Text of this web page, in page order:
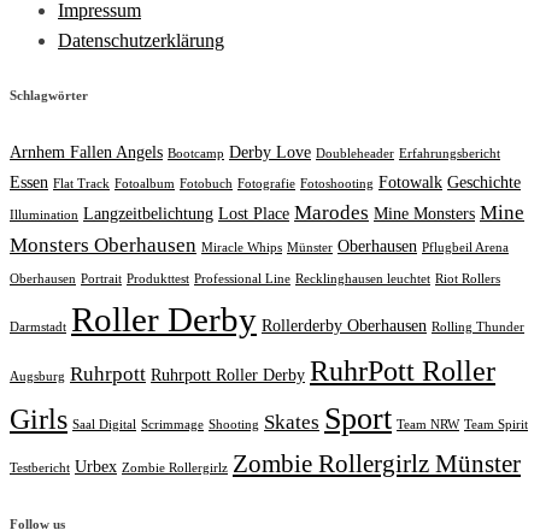
Impressum
Datenschutzerklärung
Schlagwörter
Arnhem Fallen Angels Bootcamp Derby Love Doubleheader Erfahrungsbericht
Essen Flat Track Fotoalbum Fotobuch Fotografie Fotoshooting Fotowalk Geschichte
Illumination Langzeitbelichtung Lost Place Marodes Mine Monsters Mine
Monsters Oberhausen Miracle Whips Münster Oberhausen Pflugbeil Arena
Oberhausen Portrait Produkttest Professional Line Recklinghausen leuchtet Riot Rollers
Darmstadt Roller Derby Rollerderby Oberhausen Rolling Thunder
Augsburg Ruhrpott Ruhrpott Roller Derby RuhrPott Roller
Girls Saal Digital Scrimmage Shooting Skates Sport Team NRW Team Spirit
Testbericht Urbex Zombie Rollergirlz Zombie Rollergirlz Münster
Follow us